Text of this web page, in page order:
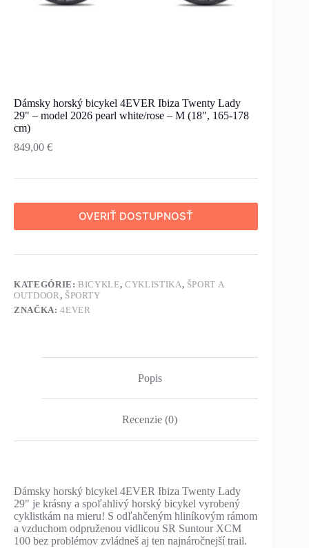
Dámsky horský bicykel 4EVER Ibiza Twenty Lady
29" – model 2026 pearl white/rose – M (18", 165-178
cm)
849,00 €
OVERIŤ DOSTUPNOSŤ
KATEGÓRIE:BICYKLE,CYKLISTIKA, ŠPORT A
OUTDOOR , ŠPORTY
ZNAČKA:4EVER
Popis
Recenzie (0)
Dámsky horský bicykel 4EVER Ibiza Twenty Lady
29" je krásny a spoľahlivý horský bicykel vyrobený
cyklistkám na mieru! S odľahčeným hliníkovým rámom
a vzduchom odpruženou vidlicou SR Suntour XCM
100 bez problémov zvládneš aj ten najnáročnejší trail.